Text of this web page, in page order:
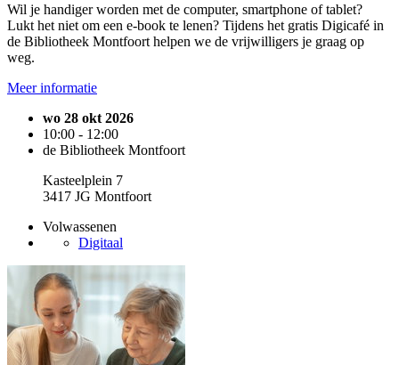
Wil je handiger worden met de computer, smartphone of tablet?
Lukt het niet om een e-book te lenen? Tijdens het gratis Digicafé in
de Bibliotheek Montfoort helpen we de vrijwilligers je graag op
weg.
Meer informatie
wo 28 okt 2026
10:00 - 12:00
de Bibliotheek Montfoort
Kasteelplein 7
3417 JG Montfoort
Volwassenen
Digitaal